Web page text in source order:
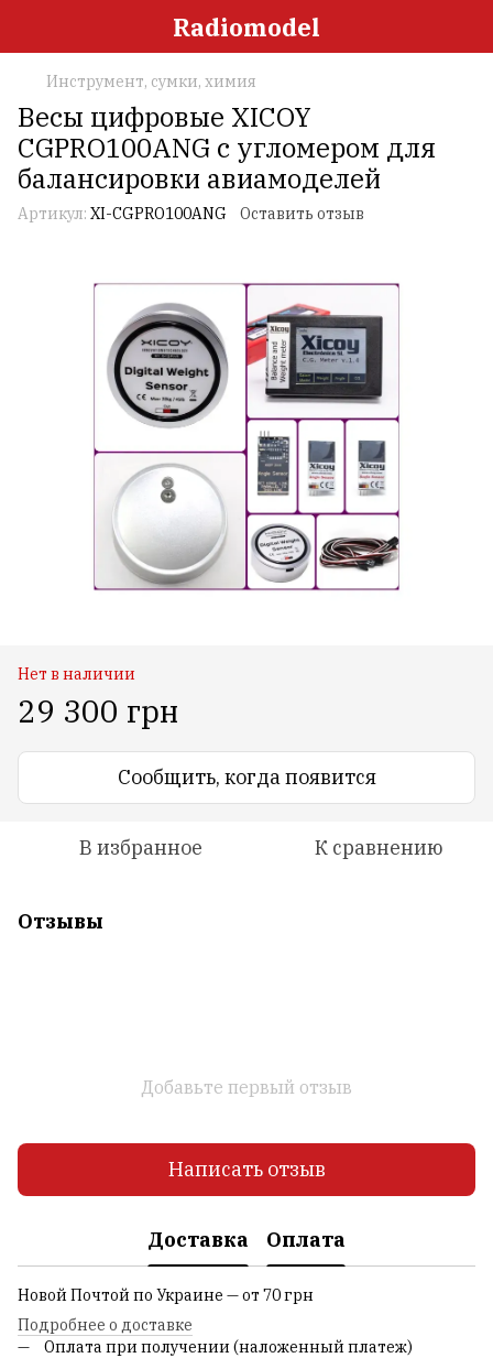
Radiomodel
Инструмент, сумки, химия
Весы цифровые XICOY
CGPRO100ANG с угломером для
балансировки авиамоделей
Артикул: XI-CGPRO100ANG Оставить отзыв
Нет в наличии
29 300 грн
Сообщить, когда появится
В избранное К сравнению
Отзывы
Добавьте первый отзыв
Написать отзыв
Доставка Оплата
Новой Почтой по Украине — от 70 грн
Подробнее о доставке
Оплата при получении (наложенный платеж)